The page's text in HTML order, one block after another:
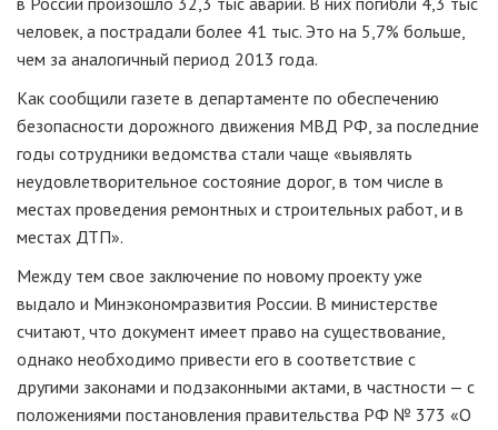
человек, а пострадали более 41 тыс. Это на 5,7% больше,
чем за аналогичный период 2013 года.
Как сообщили газете в департаменте по обеспечению
безопасности дорожного движения МВД РФ, за последние
годы сотрудники ведомства стали чаще «выявлять
неудовлетворительное состояние дорог, в том числе в
местах проведения ремонтных и строительных работ, и в
местах ДТП».
Между тем свое заключение по новому проекту уже
выдало и Минэкономразвития России. В министерстве
считают, что документ имеет право на существование,
однако необходимо привести его в соответствие с
другими законами и подзаконными актами, в частности — с
положениями постановления правительства РФ № 373 «О